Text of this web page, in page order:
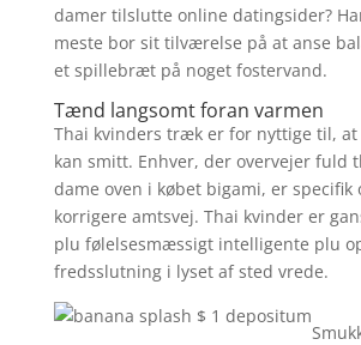
damer tilslutte online datingsider?
meste bor sit tilværelse på at anse
et spillebræt på noget fostervand.
Tænd langsomt foran varmen
Thai kvinders træk er for nyttige til,
kan smitt. Enhver, der overvejer fuld
dame oven i købet bigami, er specifik
korrigere amtsvej. Thai kvinder er
plu følelsesmæssigt intelligente plu
fredsslutning i lyset af sted vrede.